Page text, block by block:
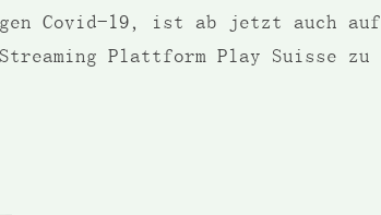
Covid-19, ist ab jetzt auch auf
Plattform Play Suisse zu